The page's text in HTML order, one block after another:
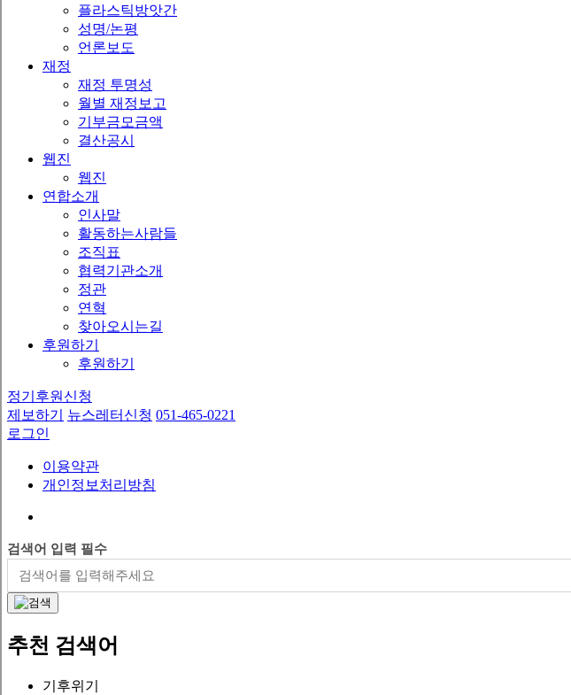
플라스틱방앗간
성명/논평
언론보도
재정
재정 투명성
월별 재정보고
기부금모금액
결산공시
웹진
웹진
연합소개
인사말
활동하는사람들
조직표
협력기관소개
정관
연혁
찾아오시는길
후원하기
후원하기
정기후원신청
제보하기
뉴스레터신청 051-465-0221
로그인
이용약관
개인정보처리방침
검색어 입력 필수
추천 검색어
기후위기